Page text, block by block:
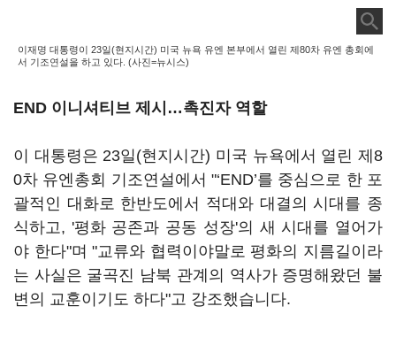
이재명 대통령이 23일(현지시간) 미국 뉴욕 유엔 본부에서 열린 제80차 유엔 총회에
서 기조연설을 하고 있다. (사진=뉴시스)
END 이니셔티브 제시…촉진자 역할
이 대통령은 23일(현지시간) 미국 뉴욕에서 열린 제8
0차 유엔총회 기조연설에서 "‘END’를 중심으로 한 포
괄적인 대화로 한반도에서 적대와 대결의 시대를 종
식하고, '평화 공존과 공동 성장'의 새 시대를 열어가
야 한다"며 "교류와 협력이야말로 평화의 지름길이라
는 사실은 굴곡진 남북 관계의 역사가 증명해왔던 불
변의 교훈이기도 하다"고 강조했습니다.